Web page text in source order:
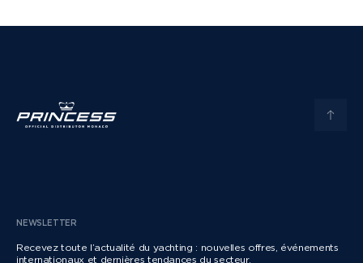
NEWSLETTER
Recevez toute l’actualité du yachting : nouvelles offres, événements
internationaux et dernières tendances du secteur.